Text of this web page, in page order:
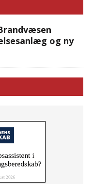
og ny